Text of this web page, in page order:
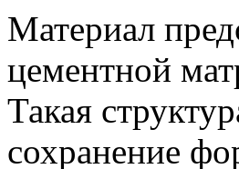
Материал
цементной
Такая
сохранение